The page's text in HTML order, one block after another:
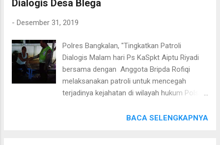
dapat terwujud, dan saya minta untuk tokoh
masyarakat dapat mengerak...
Polsek Galis AIPTU ACH.JUFRI Bersinergi
dalam rangka menyamakan visi misi dalam
yang baik ini Kanit Shabara Polsek Galis
AIPTU H.ACH.JUFRI berkunjung ke Kepala
desa Tlagah menyatukan visi dalam
HARKAMTIBMAS di Wilayah hukum Galis
AKP.DAKY DZUL QORNAIN,SH. selaku
"bahwa akan selalu meningkatkan sinergi
Dialogis Desa Blega
- Desember 31, 2019
Polres Bangkalan, "Tingkatkan Patroli
Dialogis Malam hari Ps KaSpkt Aiptu Riyadi
bersama dengan Anggota Bripda Rofiqi
melaksanakan patroli untuk mencegah
terjadinya kejahatan di wilayah hukum Polsek
Patroli Malam Hari oleh personil Polsek Blega
BACA SELENGKAPNYA